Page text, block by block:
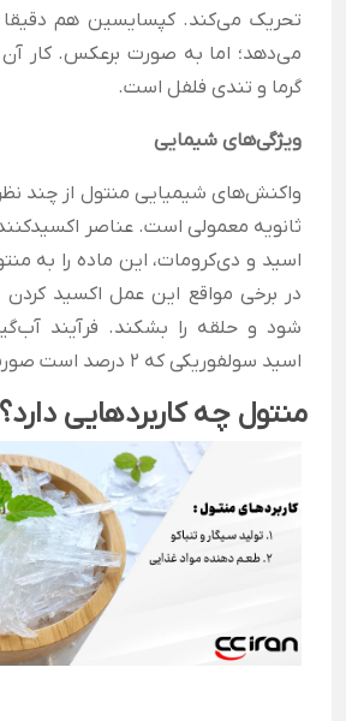
تحریک می‌کند. کپسایسین هم دقیقا
می‌دهد؛ اما به صورت برعکس. کار
گرما و تندی فلفل است.
ویژگی‌های شیمایی
واکنش‌های شیمیایی منتول از چند
ثانویه معمولی است. عناصر
اسید و دی‌کرومات، این ماده را به
در برخی مواقع این عمل اکسید
شود و حلقه را بشکند. فرآیند
اسید سولفوریکی که 2 درصد است صورت می‌گیرد.
منتول چه کاربردهایی دارد؟